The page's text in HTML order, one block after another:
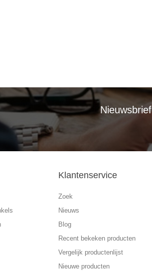
Nieuwsbrief
Klantenservice
Zoek
Nieuws
Blog
Recent bekeken producten
Vergelijk productenlijst
Nieuwe producten